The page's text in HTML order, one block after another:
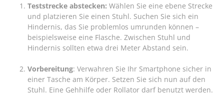
Teststrecke abstecken: Wählen Sie eine ebene Strecke
und platzieren Sie einen Stuhl. Suchen Sie sich ein
Hindernis, das Sie problemlos umrunden können –
beispielsweise eine Flasche. Zwischen Stuhl und
Hindernis sollten etwa drei Meter Abstand sein.
Vorbereitung: Verwahren Sie Ihr Smartphone sicher in
einer Tasche am Körper. Setzen Sie sich nun auf den
Stuhl. Eine Gehhilfe oder Rollator darf benutzt werden.